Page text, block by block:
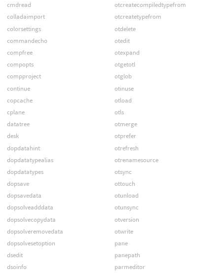
cmdread
colladaimport
colorsettings
commandecho
compfree
compopts
compproject
continue
copcache
cplane
datatree
desk
dopdatahint
dopdatatypealias
dopdatatypes
dopsave
dopsavedata
dopsolveadddata
dopsolvecopydata
dopsolveremovedata
dopsolvesetoption
dsedit
dsoinfo
otcreatecompiledtypefrom
otcreatetypefrom
otdelete
otedit
otexpand
otgetotl
otglob
otinuse
otload
otls
otmerge
otprefer
otrefresh
otrenamesource
otsync
ottouch
otunload
otunsync
otversion
otwrite
pane
panepath
parmeditor